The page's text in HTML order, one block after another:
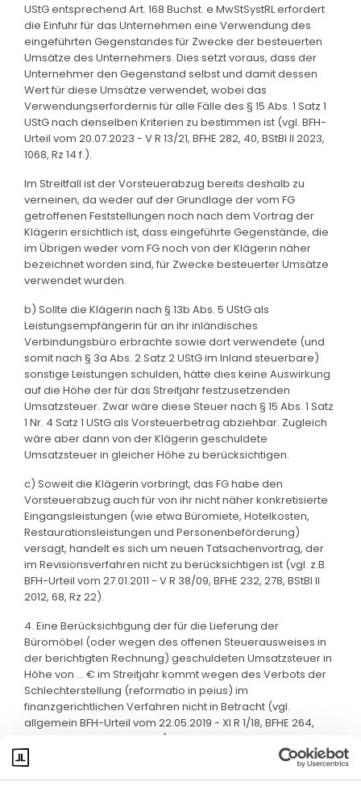
UStG entsprechend Art. 168 Buchst. e MwStSystRL erfordert
die Einfuhr für das Unternehmen eine Verwendung des
eingeführten Gegenstandes für Zwecke der besteuerten
Umsätze des Unternehmers. Dies setzt voraus, dass der
Unternehmer den Gegenstand selbst und damit dessen
Wert für diese Umsätze verwendet, wobei das
Verwendungserfordernis für alle Fälle des § 15 Abs. 1 Satz 1
UStG nach denselben Kriterien zu bestimmen ist (vgl. BFH-
Urteil vom 20.07.2023 - V R 13/21, BFHE 282, 40, BStBl II 2023,
1068, Rz 14 f.).
Im Streitfall ist der Vorsteuerabzug bereits deshalb zu
verneinen, da weder auf der Grundlage der vom FG
getroffenen Feststellungen noch nach dem Vortrag der
Klägerin ersichtlich ist, dass eingeführte Gegenstände, die
im Übrigen weder vom FG noch von der Klägerin näher
bezeichnet worden sind, für Zwecke besteuerter Umsätze
verwendet wurden.
b) Sollte die Klägerin nach § 13b Abs. 5 UStG als
Leistungsempfängerin für an ihr inländisches
Verbindungsbüro erbrachte sowie dort verwendete (und
somit nach § 3a Abs. 2 Satz 2 UStG im Inland steuerbare)
sonstige Leistungen schulden, hätte dies keine Auswirkung
auf die Höhe der für das Streitjahr festzusetzenden
Umsatzsteuer. Zwar wäre diese Steuer nach § 15 Abs. 1 Satz
1 Nr. 4 Satz 1 UStG als Vorsteuerbetrag abziehbar. Zugleich
wäre aber dann von der Klägerin geschuldete
Umsatzsteuer in gleicher Höhe zu berücksichtigen.
c) Soweit die Klägerin vorbringt, das FG habe den
Vorsteuerabzug auch für von ihr nicht näher konkretisierte
Eingangsleistungen (wie etwa Büromiete, Hotelkosten,
Restaurationsleistungen und Personenbeförderung)
versagt, handelt es sich um neuen Tatsachenvortrag, der
im Revisionsverfahren nicht zu berücksichtigen ist (vgl. z.B.
BFH-Urteil vom 27.01.2011 - V R 38/09, BFHE 232, 278, BStBl II
2012, 68, Rz 22).
4. Eine Berücksichtigung der für die Lieferung der
Büromöbel (oder wegen des offenen Steuerausweises in
der berichtigten Rechnung) geschuldeten Umsatzsteuer in
Höhe von ... € im Streitjahr kommt wegen des Verbots der
Schlechterstellung (reformatio in peius) im
finanzgerichtlichen Verfahren nicht in Betracht (vgl.
allgemein BFH-Urteil vom 22.05.2019 - XI R 1/18, BFHE 264,
529, BStBl II 2020, 132, Rz 49).